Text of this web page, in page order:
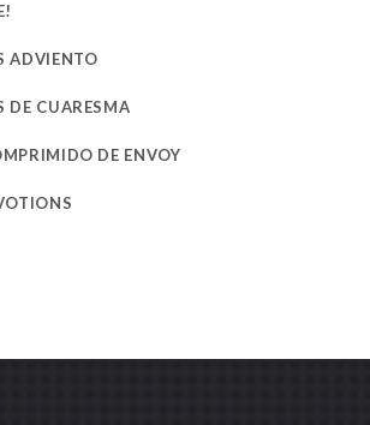
ADVIENTO
DE CUARESMA
DE ENVOY